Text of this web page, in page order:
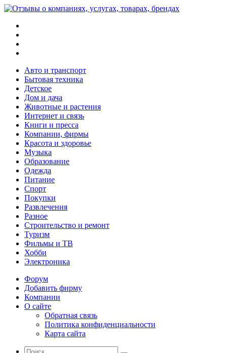
Авто и транспорт
Бытовая техника
Детское
Дом и дача
Животные и растения
Интернет и связь
Книги и пресса
Компании, фирмы
Красота и здоровье
Музыка
Образование
Одежда
Питание
Спорт
Покупки
Развлечения
Разное
Строительство и ремонт
Туризм
Фильмы и ТВ
Хобби
Электроника
Форум
Добавить фирму
Компании
О сайте
Обратная связь
Политика конфиденциальности
Карта сайта